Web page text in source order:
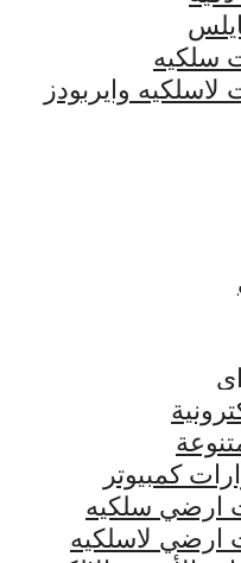
سلكيه
وايربودز
كمبيوتر
ارضي سلكيه
ارضي لاسلكيه